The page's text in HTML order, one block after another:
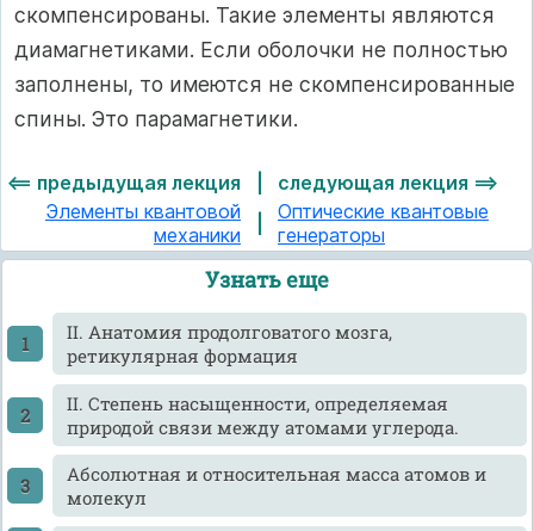
скомпенсированы. Такие элементы являются
диамагнетиками. Если оболочки не полностью
заполнены, то имеются не скомпенсированные
спины. Это парамагнетики.
<== предыдущая лекция
следующая лекция ==>
Элементы квантовой
механики
Оптические квантовые
генераторы
Узнать еще
II. Анатомия продолговатого мозга,
ретикулярная формация
II. Степень насыщенности, определяемая
природой связи между атомами углерода.
Абсолютная и относительная масса атомов и
молекул